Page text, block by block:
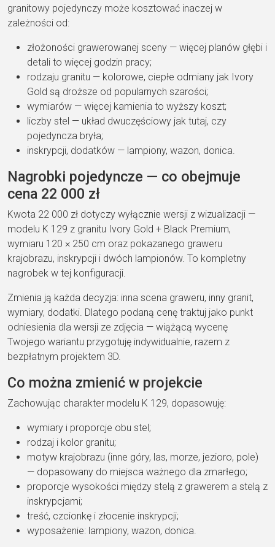
granitowy pojedynczy może kosztować inaczej w
zależności od:
złożoności grawerowanej sceny — więcej planów głębi i
detali to więcej godzin pracy;
rodzaju granitu — kolorowe, ciepłe odmiany jak Ivory
Gold są droższe od popularnych szarości;
wymiarów — więcej kamienia to wyższy koszt;
liczby stel — układ dwuczęściowy jak tutaj, czy
pojedyncza bryła;
inskrypcji, dodatków — lampiony, wazon, donica.
Nagrobki pojedyncze — co obejmuje
cena 22 000 zł
Kwota 22 000 zł dotyczy wyłącznie wersji z wizualizacji —
modelu K 129 z granitu Ivory Gold + Black Premium,
wymiaru 120 × 250 cm oraz pokazanego graweru
krajobrazu, inskrypcji i dwóch lampionów. To kompletny
nagrobek w tej konfiguracji.
Zmienia ją każda decyzja: inna scena graweru, inny granit,
wymiary, dodatki. Dlatego podaną cenę traktuj jako punkt
odniesienia dla wersji ze zdjęcia — wiążącą wycenę
Twojego wariantu przygotuję indywidualnie, razem z
bezpłatnym projektem 3D.
Co można zmienić w projekcie
Zachowując charakter modelu K 129, dopasowuję:
wymiary i proporcje obu stel;
rodzaj i kolor granitu;
motyw krajobrazu (inne góry, las, morze, jezioro, pole)
— dopasowany do miejsca ważnego dla zmarłego;
proporcje wysokości między stelą z grawerem a stelą z
inskrypcjami;
treść, czcionkę i złocenie inskrypcji;
wyposażenie: lampiony, wazon, donica.